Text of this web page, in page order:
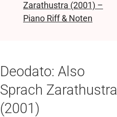
Zarathustra (2001) –
Piano Riff & Noten
Deodato: Also
Sprach Zarathustra
(2001)